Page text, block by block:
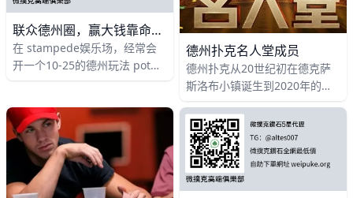
联众德州圈，赢大钱靠命，赢小钱靠勤
在 stampede娱乐场，经常会
开一个10-25的德州玩法 pot
德州扑克名人堂成员
德州扑克从20世纪初在德克萨
斯洛布小镇诞生到2020年的现
WSOP（世界扑克大赛），伴随
着德州扑克的发展，涌现出了许
多